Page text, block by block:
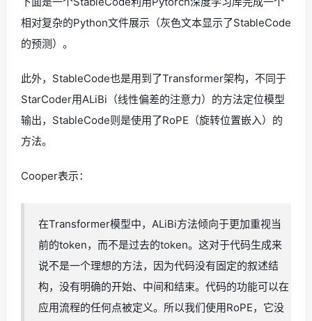
相对复杂的Python文件展示（灰色文本显示了StableCode
的预测）。
此外，StableCode也是用到了Transformer架构，不同于
StarCoder用ALiBi（线性偏差的注意力）的方法定位模型
输出，StableCode则是使用了RoPE（旋转位置嵌入）的
方法。
Cooper表示：
在Transformer模型中，ALiBi方法倾向于更加重视当
前的token，而不是过去的token。这对于代码生成来
说不是一个理想的方法，因为代码没有固定的叙述结
构，没有明确的开始、中间和结束。代码的功能可以在
应用流程的任何点被定义。所以我们使用RoPE，它没